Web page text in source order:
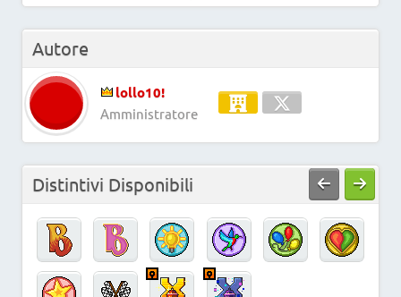
Autore
lollo10!
Amministratore
Distintivi Disponibili